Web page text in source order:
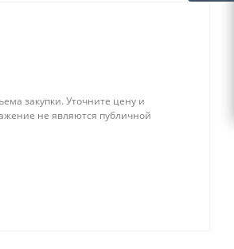
закупки. Уточните цену и
не являются публичной